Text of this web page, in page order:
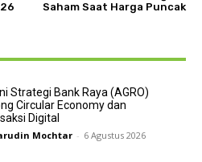
Saham Saat Harga Puncak
Strategi Bank Raya (AGRO)
Circular Economy dan
Digital
Mochtar - 6 Agustus 2026